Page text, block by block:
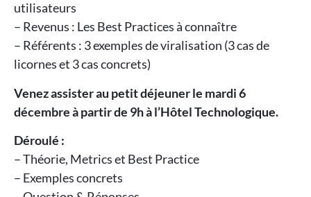
utilisateurs
– Revenus : Les Best Practices à connaître
– Référents : 3 exemples de viralisation (3 cas de
licornes et 3 cas concrets)
Venez assister au petit déjeuner le mardi 6
décembre à partir de 9h à l’Hôtel Technologique.
Déroulé :
– Théorie, Metrics et Best Practice
– Exemples concrets